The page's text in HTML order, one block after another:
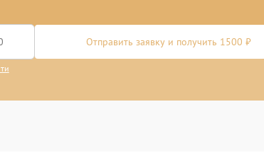
Отправить заявку и получить 1500 ₽